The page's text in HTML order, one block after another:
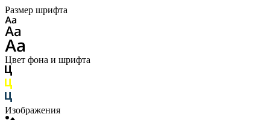
Размер шрифта
Цвет фона и шрифта
Изображения